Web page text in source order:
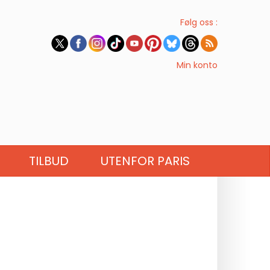
Følg oss :
Min konto
TILBUD UTENFOR PARIS